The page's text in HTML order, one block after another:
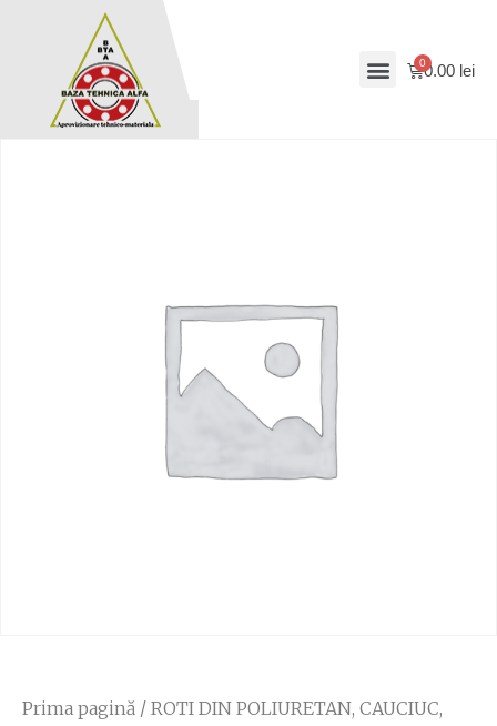
0.00 lei
Prima pagină / ROTI DIN POLIURETAN, CAUCIUC,